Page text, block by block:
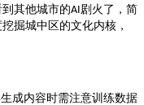
其他城市的AI 剧火了，简
挖掘城中区 的文化内核，
成内容时需注意训练数据